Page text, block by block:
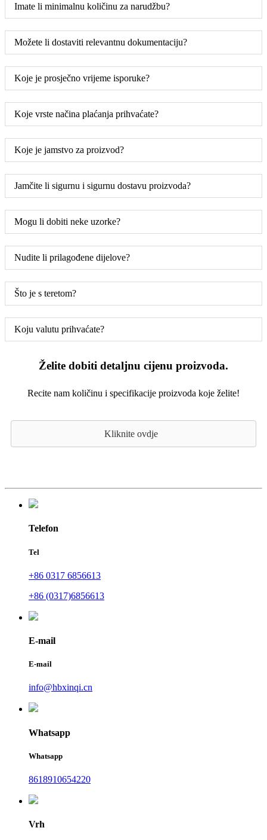
Imate li minimalnu količinu za narudžbu?
Možete li dostaviti relevantnu dokumentaciju?
Koje je prosječno vrijeme isporuke?
Koje vrste načina plaćanja prihvaćate?
Koje je jamstvo za proizvod?
Jamčite li sigurnu i sigurnu dostavu proizvoda?
Mogu li dobiti neke uzorke?
Nudite li prilagođene dijelove?
Što je s teretom?
Koju valutu prihvaćate?
Želite dobiti detaljnu cijenu proizvoda.
Recite nam količinu i specifikacije proizvoda koje želite!
Kliknite ovdje
Telefon
Tel
+86 0317 6856613
+86 (0317)6856613
E-mail
E-mail
info@hbxinqi.cn
Whatsapp
Whatsapp
8618910654220
Vrh